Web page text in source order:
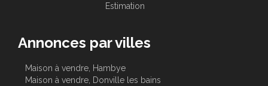
Estimation
Annonces par villes
Maison à vendre, Hambye
Maison à vendre, Donville les bains